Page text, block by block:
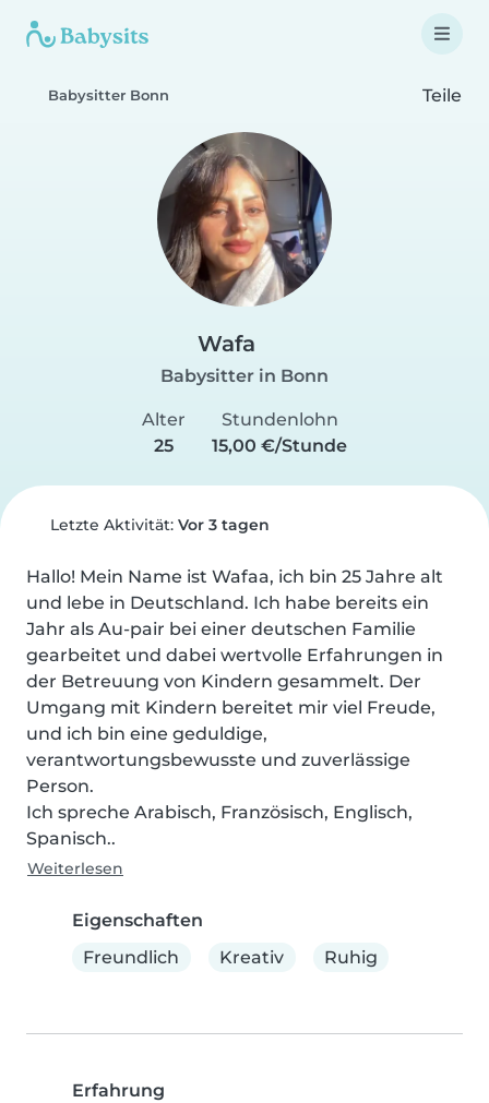
Babysitter Bonn Teile
Wafa
Babysitter in Bonn
Alter
25
Stundenlohn
15,00 €/Stunde
Letzte Aktivität: Vor 3 tagen
Hallo! Mein Name ist Wafaa, ich bin 25 Jahre alt
und lebe in Deutschland. Ich habe bereits ein
Jahr als Au-pair bei einer deutschen Familie
gearbeitet und dabei wertvolle Erfahrungen in
der Betreuung von Kindern gesammelt. Der
Umgang mit Kindern bereitet mir viel Freude,
und ich bin eine geduldige,
verantwortungsbewusste und zuverlässige
Person.
Ich spreche Arabisch, Französisch, Englisch,
Spanisch..
Weiterlesen
Eigenschaften
Freundlich
Kreativ Ruhig
Erfahrung